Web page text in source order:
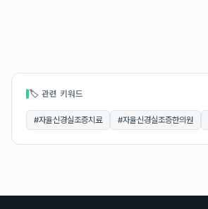
🏷 관련 키워드
#자율신경실조증치료 #자율신경실조증한의원